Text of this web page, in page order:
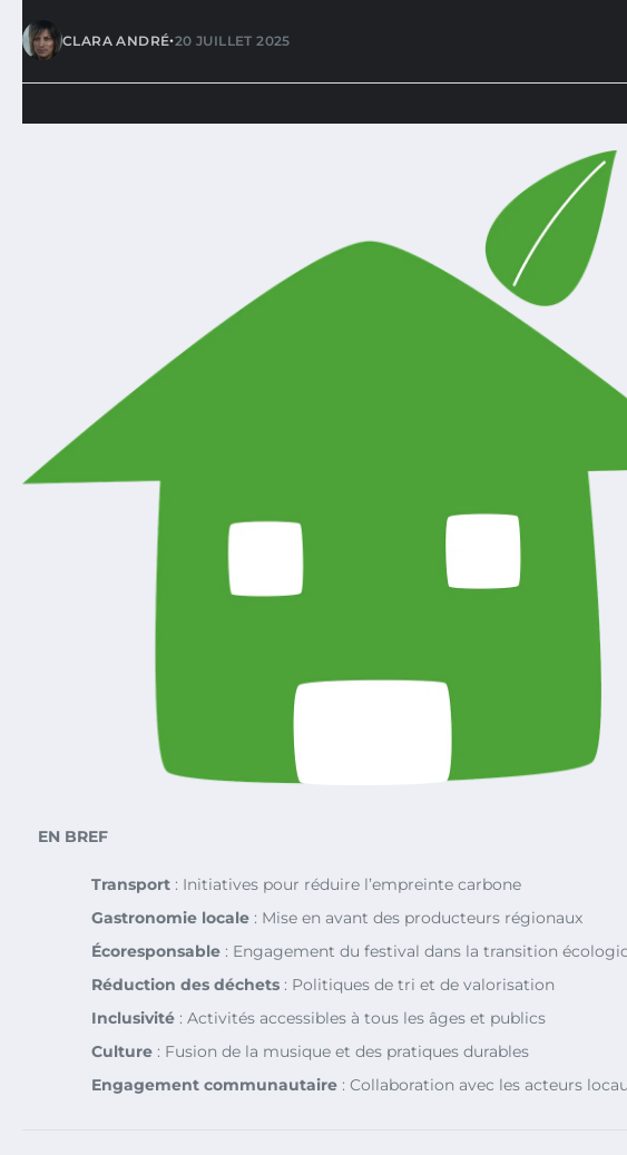
CLARA ANDRÉ•20 JUILLET 2025
EN BREF
Transport : Initiatives pour réduire l’empreinte carbone
Gastronomie locale : Mise en avant des producteurs régionaux
Écoresponsable : Engagement du festival dans la transition
Réduction des déchets : Politiques de tri et de valorisation
Inclusivité : Activités accessibles à tous les âges et publics
Culture : Fusion de la musique et des pratiques durables
Engagement communautaire : Collaboration avec les acteurs